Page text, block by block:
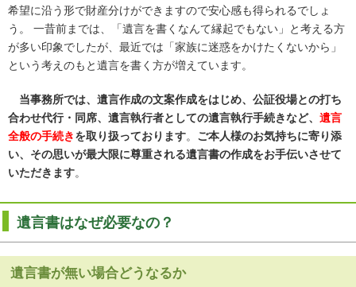
希望に沿う形で財産分けができますので安心感も得られるでしょ
う。 一昔前までは、「遺言を書くなんて縁起でもない」と考える方
が多い印象でしたが、最近では「家族に迷惑をかけたくないから」
という考えのもと遺言を書く方が増えています。
当事務所では、遺言作成の文案作成をはじめ、公証役場との打ち
合わせ代行・同席、遺言執行者としての遺言執行手続きなど、 遺言
全般の手続きを取り扱っております。 ご本人様のお気持ちに寄り添
い、その思いが最大限に尊重される遺言書の作成をお手伝いさせて
いただきます。
遺言書はなぜ必要なの？
遺言書が無い場合どうなるか